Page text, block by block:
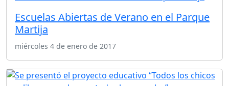
Escuelas Abiertas de Verano en el Parque
Martija
miércoles 4 de enero de 2017